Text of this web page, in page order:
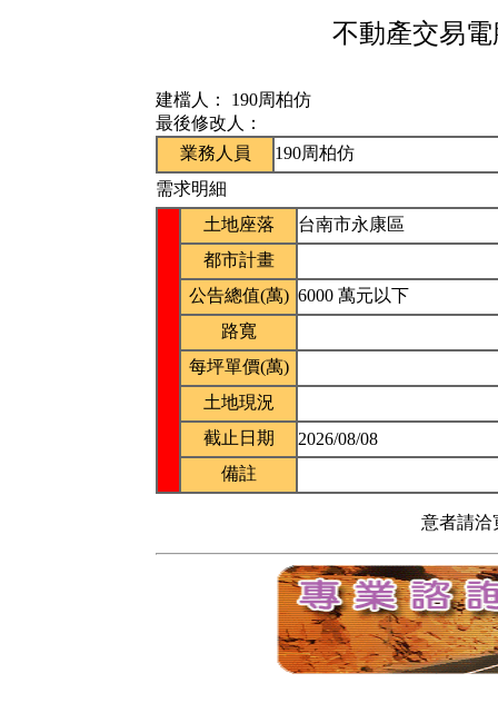
不動產交易
建檔人： 190周柏仿
最後修改人：
業務人員
190周柏仿
需求明細
土地座落
台南市永康區
都市計畫
公告總值(萬) 6000 萬元以下
路寬
每坪單價(萬)
土地現況
截止日期
2026/08/08
備註
意者請洽